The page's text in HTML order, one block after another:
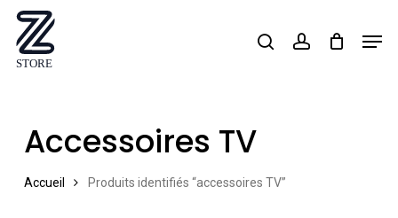
Skip
main
searchaccount
Accessoires TV
Accueil Produits identifiés “accessoires TV”
Close